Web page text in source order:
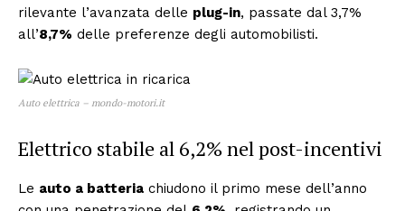
rilevante l’avanzata delle plug-in, passate dal 3,7%
all’8,7% delle preferenze degli automobilisti.
Auto elettrica – mondo-motori.it
Elettrico stabile al 6,2% nel post-incentivi
Le auto a batteria chiudono il primo mese dell’anno